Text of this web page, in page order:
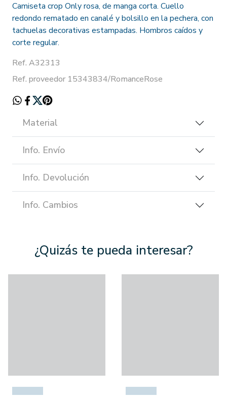
Camiseta crop Only rosa, de manga corta. Cuello
redondo rematado en canalé y bolsillo en la pechera, con
tachuelas decorativas estampadas. Hombros caídos y
corte regular.
Ref. A32313
Ref. proveedor 15343834/RomanceRose
Material
Info. Envío
Info. Devolución
Info. Cambios
¿Quizás te pueda interesar?